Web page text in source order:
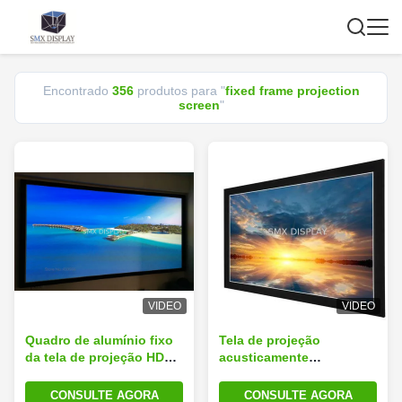
Encontrado 356produtos para "fixed frame projection
screen"
VIDEO
Quadro de alumínio fixo
da tela de projeção HD
da parede para o cinema
CONSULTE AGORA
VIDEO
Tela de projeção
acusticamente
fixo da tela com quadro
CONSULTE AGORA